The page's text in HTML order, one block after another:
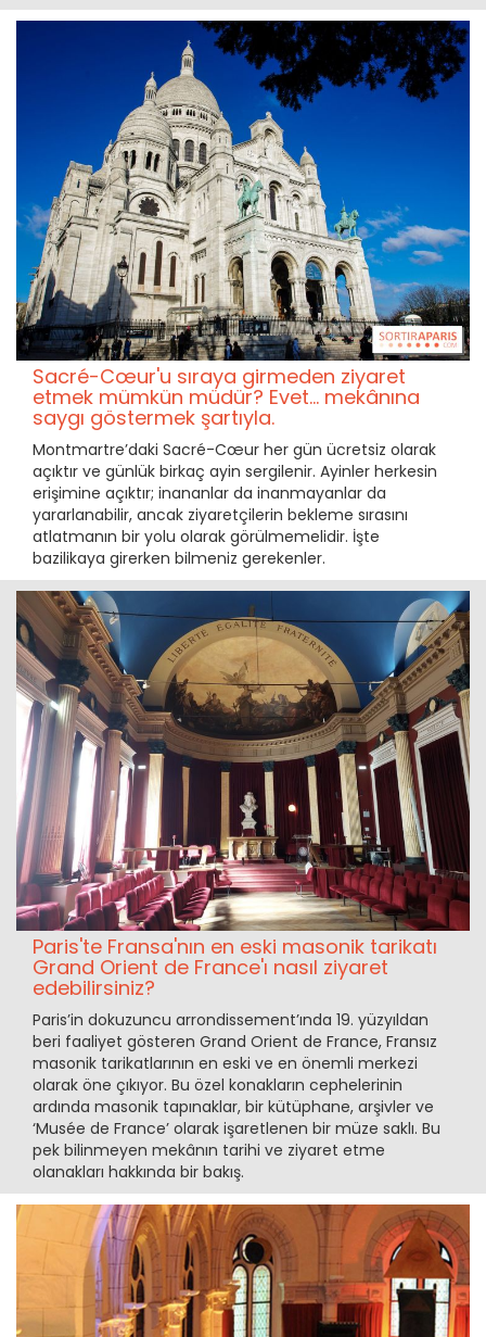
Sacré-Cœur'u sıraya girmeden ziyaret
etmek mümkün müdür? Evet... mekânına
saygı göstermek şartıyla.
Montmartre’daki Sacré-Cœur her gün ücretsiz olarak
açıktır ve günlük birkaç ayin sergilenir. Ayinler herkesin
erişimine açıktır; inananlar da inanmayanlar da
yararlanabilir, ancak ziyaretçilerin bekleme sırasını
atlatmanın bir yolu olarak görülmemelidir. İşte
bazilikaya girerken bilmeniz gerekenler.
Paris'te Fransa'nın en eski masonik tarikatı
Grand Orient de France'ı nasıl ziyaret
edebilirsiniz?
Paris’in dokuzuncu arrondissement’ında 19. yüzyıldan
beri faaliyet gösteren Grand Orient de France, Fransız
masonik tarikatlarının en eski ve en önemli merkezi
olarak öne çıkıyor. Bu özel konakların cephelerinin
ardında masonik tapınaklar, bir kütüphane, arşivler ve
‘Musée de France’ olarak işaretlenen bir müze saklı. Bu
pek bilinmeyen mekânın tarihi ve ziyaret etme
olanakları hakkında bir bakış.